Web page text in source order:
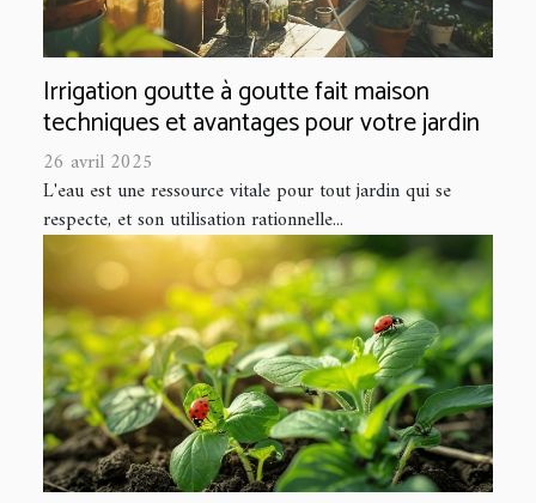
Irrigation goutte à goutte fait maison
techniques et avantages pour votre jardin
26 avril 2025
L'eau est une ressource vitale pour tout jardin qui se
respecte, et son utilisation rationnelle...